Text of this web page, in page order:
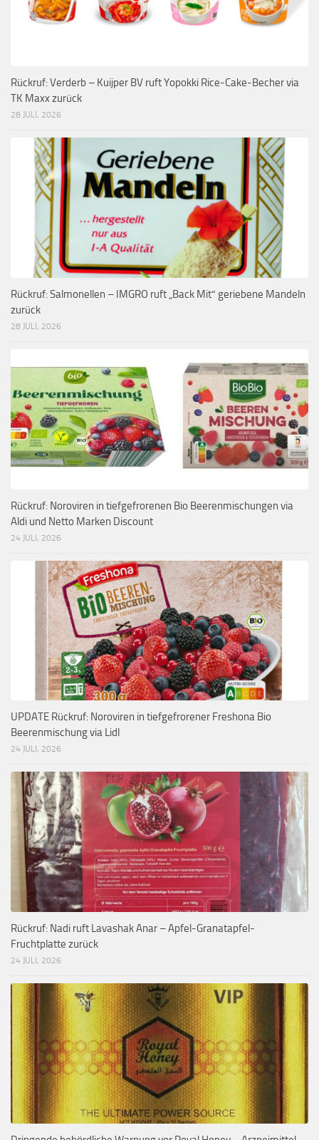
Rückruf: Verderb – Kuijper BV ruft Yopokki Rice-Cake-Becher via
TK Maxx zurück
28 JULI, 2026
Rückruf: Salmonellen – IMGRO ruft „Back Mit“ geriebene Mandeln
zurück
28 JULI, 2026
Rückruf: Noroviren in tiefgefrorenen Bio Beerenmischungen via
Aldi und Netto Marken Discount
24 JULI, 2026
UPDATE Rückruf: Noroviren in tiefgefrorener Freshona Bio
Beerenmischung via Lidl
24 JULI, 2026
Rückruf: Nadi ruft Lavashak Anar – Apfel-Granatapfel-
Fruchtplatte zurück
24 JULI, 2026